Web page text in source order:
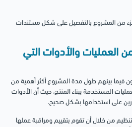
من المشروع بالتفصيل على شكل مستندات
العمليات والأدوات التي
فيما بينهم طول مدة المشروع أكثر أهمية من
المستخدمة ببناء المنتج، حيث أن الأدوات
على استخدامها بشكل صحيح.
من خلال أن تقوم بتقييم ومراقبة عملها